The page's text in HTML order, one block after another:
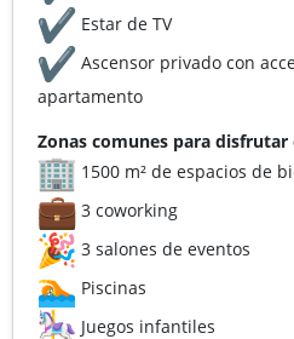
Estar de TV
Ascensor privado con
apartamento
Zonas comunes para
1500 m² de espacios de
3 coworking
3 salones de eventos
Piscinas
Juegos infantiles